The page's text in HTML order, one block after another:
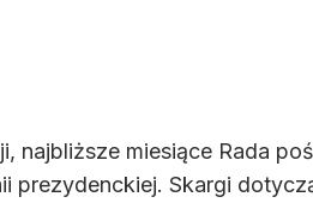
najbliższe miesiące Rada
prezydenckiej. Skargi